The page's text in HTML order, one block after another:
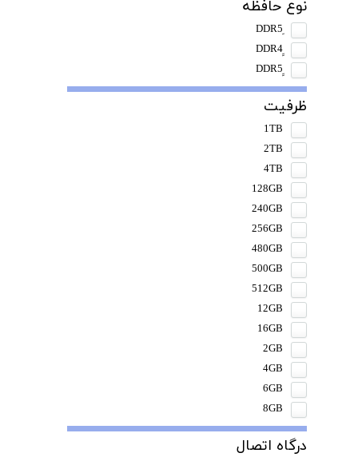
نوع حافظه
ظرفیت
1TB
2TB
4TB
128GB
240GB
256GB
480GB
500GB
512GB
12GB
16GB
2GB
4GB
6GB
8GB
درگاه اتصال